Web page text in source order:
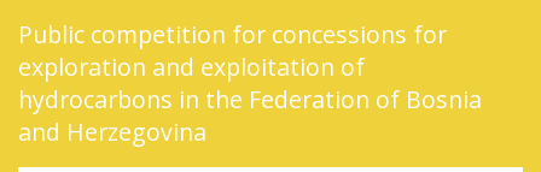
Public competition for concessions for
exploration and exploitation of
hydrocarbons in the Federation of Bosnia
and Herzegovina